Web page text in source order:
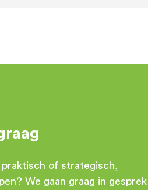
praktisch of strategisch,
We gaan graag in gesprek